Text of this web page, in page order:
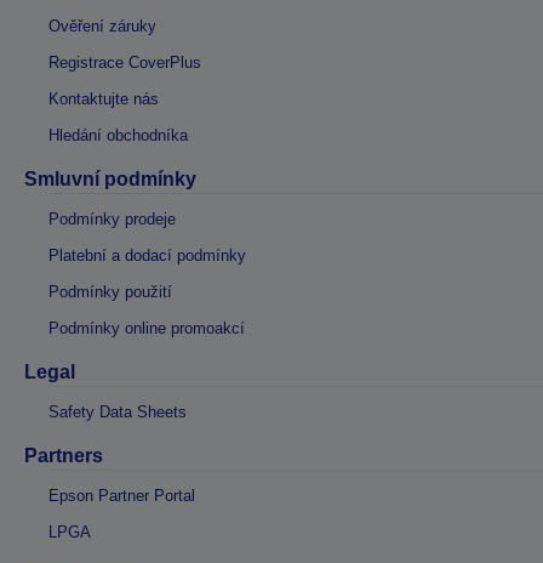
Ověření záruky
Registrace CoverPlus
Kontaktujte nás
Hledání obchodníka
Smluvní podmínky
Podmínky prodeje
Platební a dodací podmínky
Podmínky použití
Podmínky online promoakcí
Legal
Safety Data Sheets
Partners
Epson Partner Portal
LPGA